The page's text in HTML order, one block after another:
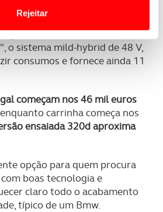
e anúncios, para lhe proporcionar
sociais, bem como para
no nosso website.
informação, relativa à sua
de publicidade e de análise, com
na UE e em países terceiros.
transferências internacionais de
realizadas apenas com o seu
tal se afigure estritamente
dos serviços a prestar.
Rejeitar
temos opções a Gasolina,
in. A novidade está na
o sistema mild-hybrid de 48 V,
consumos e fornece ainda 11
começam nos 46 mil euros
carrinha começa nos
ensaiada 320d aproxima
opção para quem procura
boas tecnologia e
claro todo o acabamento
típico de um Bmw.